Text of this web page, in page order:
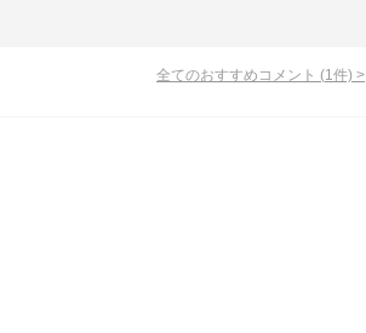
全てのおすすめコメント (1 件) >